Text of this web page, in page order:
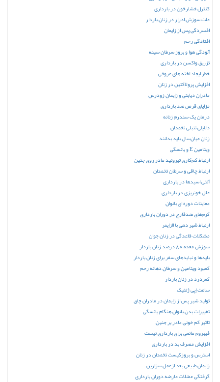
کنترل فشارخون در بارداری
علت سوزش ادرار در زنان باردار
افسردگی پس از زایمان
افتادگی رحم
آلودگی هوا و بروز سرطان سینه
تزریق واکسن‌ در بارداری
خطر ایجاد لخته های عروقی
افزایش پرولاکتین در زنان
مادران دیابتی و زایمان زودرس
مزایای قرص ضد بارداری
درمان یک سندرم زنانه
دلایلی تنبلی تخمدان
زنان میان‌سال باید بدانند
ویتامین E و یائسگی
ارتباط کم‌کاری تیروئید مادر روی جنین
ارتباط چاقی و سرطان تخمدان
آنتی اسیدها در بارداری
علل خونریزی در بارداری
معاینات دوره ای بانوان
کرم‌های ضدقارج در دوران بارداری
ارتباط شیر دهی با الزایمر
مشکلات قاعدگی در زنان جوان
سوزش معده 80 درصد زنان باردار
بایدها و نباید‌های سفر برای زنان باردار
کمبود ویتامین و سرطان دهانه رحم
کمردرد در زنان باردار
ساعت اِپی‌ ژنتیک
تولید شیر پس از زایمان در مادران چاق
تغییرات بدن بانوان هنگام یائسگی
تاثیر کم خونی مادر بر جنین
فیبروم مانعی برای بارداری نیست
افزایش مصرف ید در بارداری
استرس و بروزکیست تخمدان در زنان
زایمان طبیعی بعد ازعمل سزارین
گرفتگی عضلات عارضه‌ دوران بارداری